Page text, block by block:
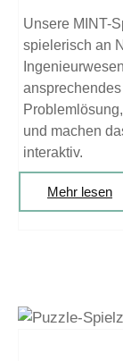
Unsere MINT-
spielerisch an
und machen
interaktiv.
Mehr lesen